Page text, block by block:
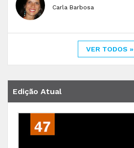
Carla Barbosa
VER TODOS »
Edição Atual